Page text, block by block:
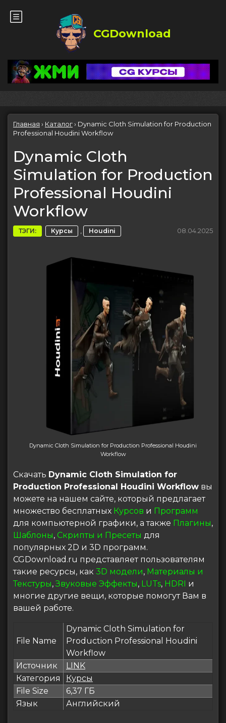
CGDownload
Главная › Каталог› Dynamic Cloth Simulation for Production
Professional Houdini Workflow
Dynamic Cloth
Simulation for Production
Professional Houdini
Workflow
ТЭГИ: Курсы , Houdini 08.04.2025
Dynamic Cloth Simulation for Production Professional Houdini
Workflow
Скачать Dynamic Cloth Simulation for
Production Professional Houdini Workflow вы
можете на нашем сайте, который предлагает
множество бесплатных Курсов и Программ
для компьютерной графики, а также Плагины,
Шаблоны, Скрипты и Пресеты для
популярных 2D и 3D программ.
CGDownload.ru представляет пользователям
такие ресурсы, как 3D модели, Материалы и
Текстуры,Звуковые Эффекты, LUTs, HDRI и
многие другие вещи, которые помогут Вам в
вашей работе.
File Name
Dynamic Cloth Simulation for
Production Professional Houdini
Workflow
Источник
LINK
Категория
Курсы
File Size
6,37 ГБ
Язык
Английский